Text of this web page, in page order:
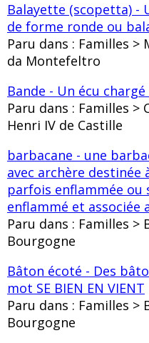
Balayette (scopetta) -
de forme ronde ou
Paru dans : Familles
da Montefeltro
Bande - Un écu
Paru dans : Familles
Henri IV de Castille
barbacane - une
avec archère destinée
parfois enflammée
enflammé et associée
Paru dans : Familles >
Bourgogne
Bâton écoté - Des
mot SE BIEN EN VIENT
Paru dans : Familles >
Bourgogne